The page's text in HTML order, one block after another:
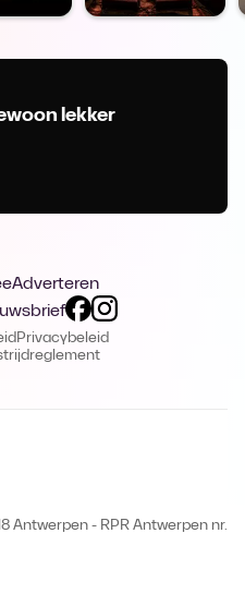
lekker
Adverteren
Privacybeleid
Antwerpen - RPR Antwerpen nr.